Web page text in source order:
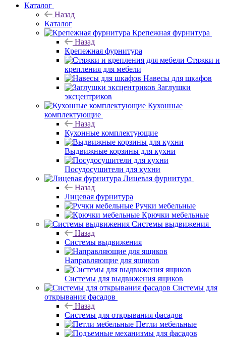
Каталог
Назад
Каталог
Крепежная фурнитура
Назад
Крепежная фурнитура
Стяжки и
крепления для мебели
Навесы для шкафов
Заглушки
эксцентриков
Кухонные
комплектующие
Назад
Кухонные комплектующие
Выдвижные корзины для кухни
Посудосушители для кухни
Лицевая фурнитура
Назад
Лицевая фурнитура
Ручки мебельные
Крючки мебельные
Системы выдвижения
Назад
Системы выдвижения
Направляющие для ящиков
Системы для выдвижения ящиков
Системы для
открывания фасадов
Назад
Системы для открывания фасадов
Петли мебельные